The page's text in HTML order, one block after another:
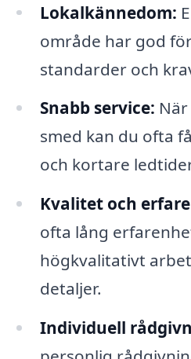
Lokalkännedom:
område har god
standarder och
Snabb service:
smed kan du ofta
och kortare
Kvalitet och
ofta lång
högkvalitativt
detaljer.
Individuell